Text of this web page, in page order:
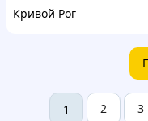
Кривой Рог
1 2 3